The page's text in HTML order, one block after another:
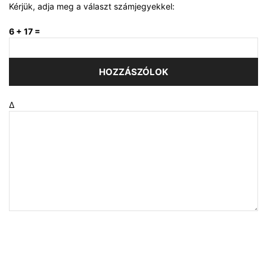
Kérjük, adja meg a választ számjegyekkel:
6 + 17 =
Δ